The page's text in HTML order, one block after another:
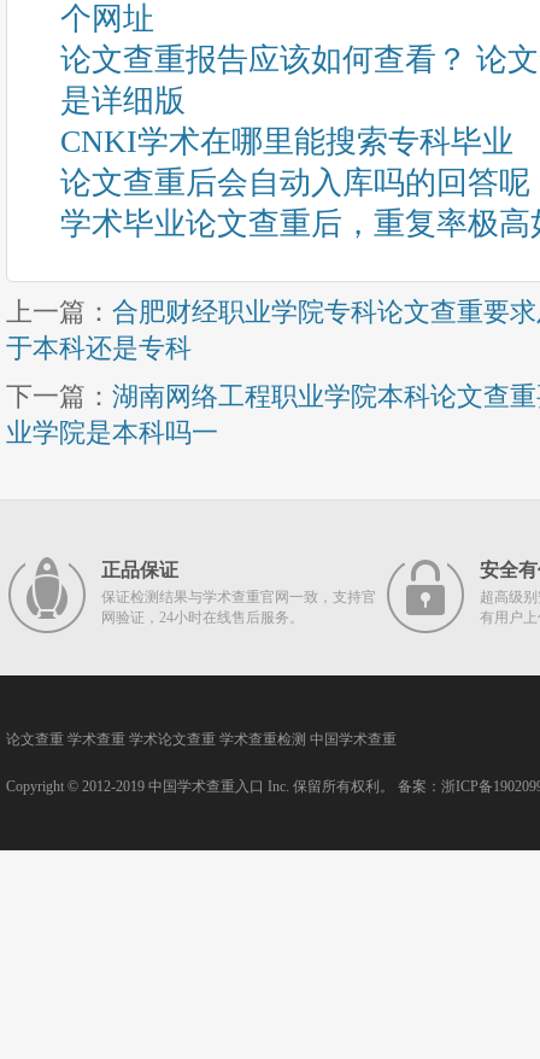
个网址
论文查重报告应该如何查看？ 论
是详细版
CNKI学术在哪里能搜索专科毕业
论文查重后会自动入库吗的回答呢
学术毕业论文查重后，重复率极
上一篇： 合肥财经职业学院专科论文查重要
于本科还是专科
下一篇： 湖南网络工程职业学院本科论文查
业学院是本科吗一
正品保证
保证检测结果与学术查重官网一致，支持官
网验证，24小时在线售后服务。
安全
超高级
有用户
论文查重 学术查重 学术论文查重 学术查重检测 中国学术查重
Copyright © 2012-2019 中国学术查重入口 Inc. 保留所有权利。 备案： 浙ICP备